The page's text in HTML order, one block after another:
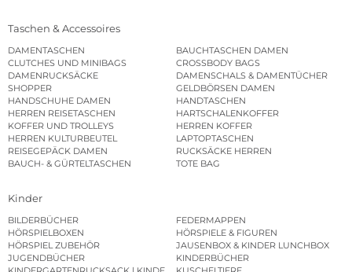
Taschen & Accessoires
DAMENTASCHEN
BAUCHTASCHEN DAMEN
CLUTCHES UND MINIBAGS
CROSSBODY BAGS
DAMENRUCKSÄCKE
DAMENSCHALS & DAMENTÜCHER
SHOPPER
GELDBÖRSEN DAMEN
HANDSCHUHE DAMEN
HANDTASCHEN
HERREN REISETASCHEN
HARTSCHALENKOFFER
KOFFER UND TROLLEYS
HERREN KOFFER
HERREN KULTURBEUTEL
LAPTOPTASCHEN
REISEGEPÄCK DAMEN
RUCKSÄCKE HERREN
BAUCH- & GÜRTELTASCHEN
TOTE BAG
Kinder
BILDERBÜCHER
FEDERMAPPEN
HÖRSPIELBOXEN
HÖRSPIELE & FIGUREN
HÖRSPIEL ZUBEHÖR
JAUSENBOX & KINDER LUNCHBOX
JUGENDBÜCHER
KINDERBÜCHER